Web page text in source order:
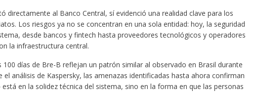
directamente al Banco Central, sí evidenció una realidad clave para los
Los riesgos ya no se concentran en una sola entidad: hoy, la seguridad
desde bancos y fintech hasta proveedores tecnológicos y operadores
la infraestructura central.
100 días de Bre-B reflejan un patrón similar al observado en Brasil durante
el análisis de Kaspersky, las amenazas identificadas hasta ahora confirman
en la solidez técnica del sistema, sino en la forma en que las personas